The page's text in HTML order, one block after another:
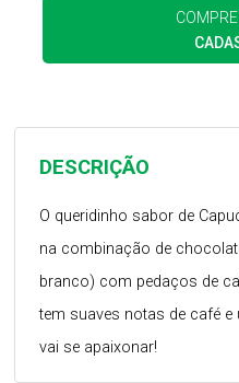
DESCRIÇÃO
O queridinho sabor de
na combinação de
branco) com pedaços de
tem suaves notas de café e
vai se apaixonar!